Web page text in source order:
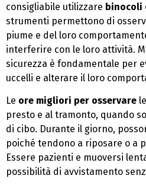
consigliabile utilizzare binocoli
strumenti permettono di
piume e del loro
interferire con le loro attività.
sicurezza è fondamentale per
uccelli e alterare il loro
Le ore migliori per osservare
presto e al tramonto, quando
di cibo. Durante il giorno,
poiché tendono a riposare o a
Essere pazienti e muoversi
possibilità di avvistamento